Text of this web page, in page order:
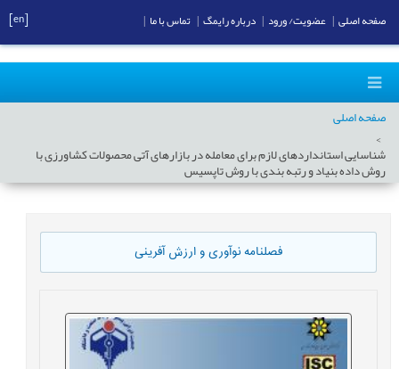
صفحه اصلی
شناسایی استانداردهای لازم برای معامله در بازارهای آتی محصولات کشاورزی با
روش داده بنیاد و رتبه بندی با روش تاپسیس
فصلنامه نوآوری و ارزش آفرینی
صفحه اصلی عضویت/ ورود درباره رایمگ تماس با ما